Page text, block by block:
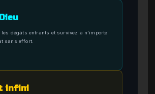
les dégâts entrants et survivez à n’importe
sans effort.
infini